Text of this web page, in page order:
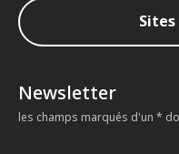
Sites
Newsletter
les champs marqués d'un *